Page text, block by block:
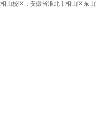
相山校区：安徽省淮北市相山区东